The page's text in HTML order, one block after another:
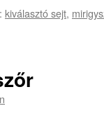
kiválasztó sejt,